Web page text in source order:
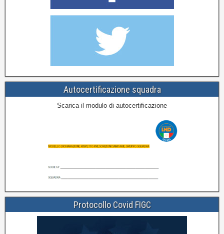
Autocertificazione squadra
Scarica il modulo di autocertificazione
Protocollo Covid FIGC